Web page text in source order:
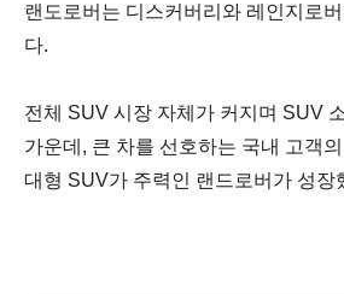
랜도로버는 디스커버리와 레인지로
다.
전체 SUV 시장 자체가 커지며 SUV
가운데 , 큰 차를 선호하는 국내 고객
대형 SUV가 주력인 랜드로버가 성장